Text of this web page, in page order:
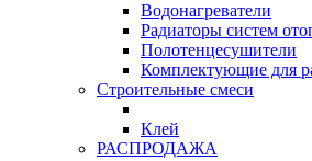
Водонагреватели
Радиаторы систем
Полотенцесушители
Комплектующие для
Строительные смеси
Клей
РАСПРОДАЖА